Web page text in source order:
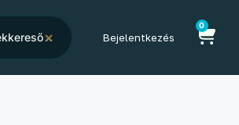
Bejelentkezés
0